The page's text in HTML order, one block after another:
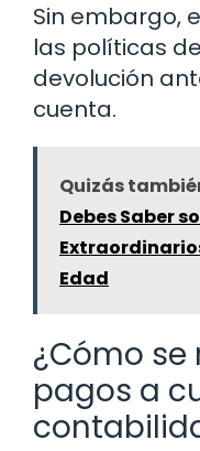
Sin embargo,
las políticas
devolución
cuenta.
Quizás
Debes Saber
Edad
¿Cómo
pagos a